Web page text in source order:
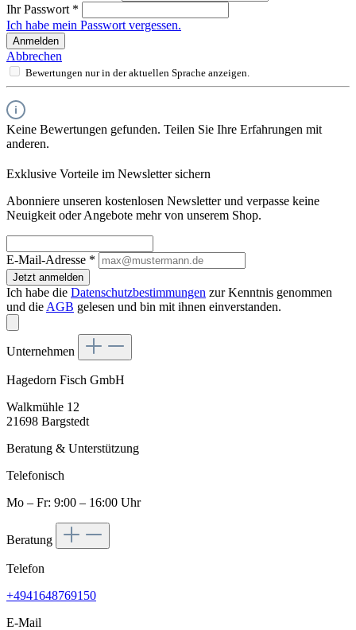
Ihr Passwort *
Ich habe mein Passwort vergessen.
Anmelden
Abbrechen
Bewertungen nur in der aktuellen Sprache anzeigen.
Keine Bewertungen gefunden. Teilen Sie Ihre Erfahrungen mit
anderen.
Exklusive Vorteile im Newsletter sichern
Abonniere unseren kostenlosen Newsletter und verpasse keine
Neuigkeit oder Angebote mehr von unserem Shop.
E-Mail-Adresse *
Jetzt anmelden
Ich habe die Datenschutzbestimmungen zur Kenntnis genommen
und die AGB gelesen und bin mit ihnen einverstanden.
Unternehmen
Hagedorn Fisch GmbH
Walkmühle 12
21698 Bargstedt
Beratung & Unterstützung
Telefonisch
Mo – Fr: 9:00 – 16:00 Uhr
Beratung
Telefon
+4941648769150
E-Mail